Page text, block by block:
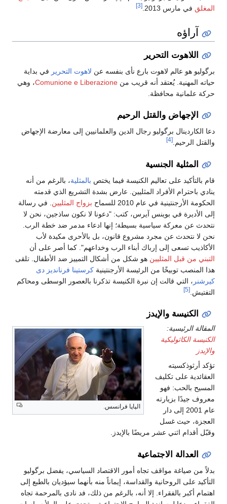
المغلق في مارس 2013. [3]
آراؤه
اللاهوت التحرير
برگوليو هو عالم لاهوت بارع نأى بنفسه عن لاهوت التحرير في بداية
حياته المهنية. يُعتقد أنه قريب من Comunione e Liberazione، وهي
حركة علمانية محافظة.
الإجهاض والقتل الرحيم
دعا الكاردينال برگوليو رجال الدين والعلمانيين إلى معارضة الإجهاض
والقتل الرحيم. [4]
المثلية الجنسية
قام بالتأكيد على تعاليم الكنيسة فيما يختص بالمثلية، بالرغم من أنه
ينادي باحترام الأفراد المثليين. عارض بشدة التشريع الذي قدمته
الحكومة الأرجنتينية في عام 2010 للسماح
بزواج المثليين . في رسالة
إلى الأديرة في بوينس آيرس، كتب: "دعونا لا نكون ساذجين، نحن لا
نتحدث عن معركة سياسية بسيطة؛ إنها ادعاء مدمر ضد خطة الرب.
نحن لا نتحدث عن مجرد مشروع قانون، بل بالأحرى مكيدة لأب
الأكاذيب تسعى إلى إرباك أبناء الرب وخداعهم". كما أصر على أن
التبني من قبل المثليين هو شكل من أشكال التمييز ضد الأطفال. تلقى
هذا المنصب توبيخًا من الرئيسة الأرجنتينية كرستينا فرنانديز دى
كيرشنر ، التي قالت إن نبرة الكنيسة تذكرنا بالعصور الوسطى ومحاكم
التفتيش. [5]
الكنيسة والإيدز
الپاپا فرانسس.
المقالة الرئيسية:
الكنيسة الكاثوليكية
والإيدز
تؤكد أرثوذكسيته
العقائدية على تكليف
المسيح بالحب: فهو
معروف جيدًا بزيارته
عام 2001 إلى دار
العجزة، حيث غسل
وقبّل أقدام اثني عشر مريضًا بالإيدز.
العدالة الاجتماعية
بدلاً من صياغة مواقف تجاه أمور الاقتصاد السياسي، يفضل برگوليو
التأكيد على الروحانية والقداسة، إيماناً منه بأنهما سيؤديان بالطبع إلى
اهتمام أكبر بالفقراء. إلا أنه، بالرغم من ذلك، فد نادى بالمرحمة تجاه